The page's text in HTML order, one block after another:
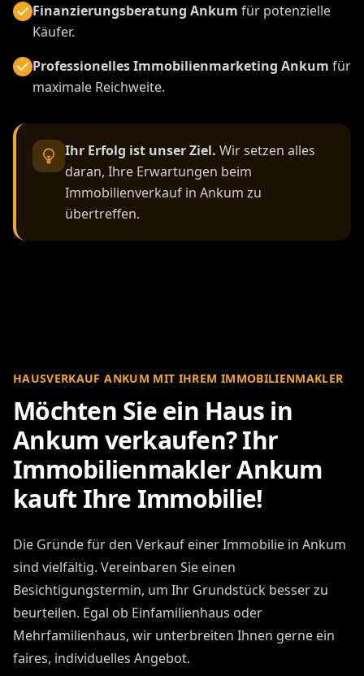
Finanzierungsberatung Ankum für potenzielle
Käufer.
Professionelles Immobilienmarketing Ankum für
maximale Reichweite.
Ihr Erfolg ist unser Ziel. Wir setzen alles
daran, Ihre Erwartungen beim
Immobilienverkauf in Ankum zu
übertreffen.
HAUSVERKAUF ANKUM MIT IHREM IMMOBILIENMAKLER
Möchten Sie ein Haus in
Ankum verkaufen? Ihr
Immobilienmakler Ankum
kauft Ihre Immobilie!
Die Gründe für den Verkauf einer Immobilie in Ankum
sind vielfältig. Vereinbaren Sie einen
Besichtigungstermin, um Ihr Grundstück besser zu
beurteilen. Egal ob Einfamilienhaus oder
Mehrfamilienhaus, wir unterbreiten Ihnen gerne ein
faires, individuelles Angebot.